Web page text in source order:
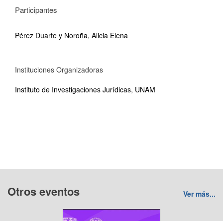
Participantes
Pérez Duarte y Noroña, Alicia Elena
Instituciones Organizadoras
Instituto de Investigaciones Jurídicas, UNAM
Otros eventos Ver más...